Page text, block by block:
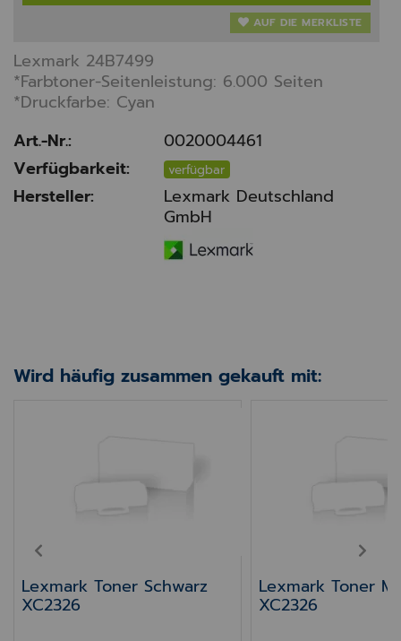
AUF DIE MERKLISTE
Lexmark 24B7499
*Farbtoner-Seitenleistung: 6.000 Seiten
*Druckfarbe: Cyan
Art.-Nr.:
0020004461
Verfügbarkeit:
verfügbar
Hersteller:
Lexmark Deutschland
GmbH
Wird häufig zusammen gekauft mit:
Lexmark Toner Schwarz
XC2326
Lexmark Toner
XC2326
NEXT